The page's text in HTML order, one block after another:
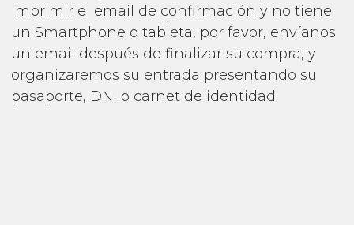
imprimir el email de confirmación y no tiene
un Smartphone o tableta, por favor, envíanos
un email después de finalizar su compra, y
organizaremos su entrada presentando su
pasaporte, DNI o carnet de identidad.